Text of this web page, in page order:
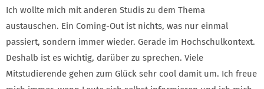
Ich wollte mich mit anderen Studis zu dem Thema
austauschen. Ein Coming-Out ist nichts, was nur einmal
passiert, sondern immer wieder. Gerade im Hochschulkontext.
Deshalb ist es wichtig, darüber zu sprechen. Viele
Mitstudierende gehen zum Glück sehr cool damit um. Ich freue